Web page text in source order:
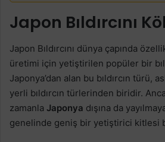
Japon Bıldırcını
Japon Bıldırcını dünya çapında
üretimi için yetiştirilen popüler bir
Japonya’dan alan bu bıldırcın türü,
yerli bıldırcın türlerinden biridir.
zamanla Japonya dışına da
genelinde geniş bir yetiştirici kitlesi